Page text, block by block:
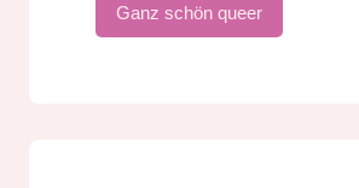
Ganz schön queer